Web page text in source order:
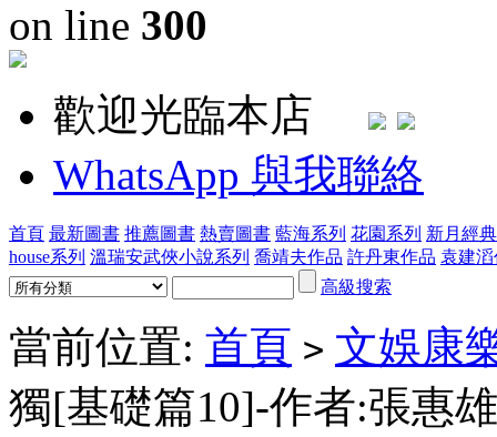
on line 300
歡迎光臨本店
WhatsApp 與我聯絡
首頁 最新圖書 推薦圖書 熱賣圖書 藍海系列 花園系列 新月經
house系列 溫瑞安武俠小說系列 喬靖夫作品 許丹東作品 袁建
高級搜索
當前位置: 首頁 > 文娛康
獨[基礎篇10]-作者:張惠雄